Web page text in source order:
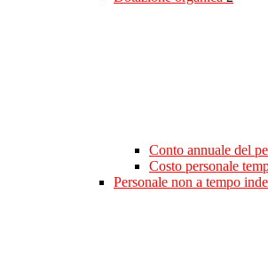
Conto annuale del
Costo personale
Personale non a tempo